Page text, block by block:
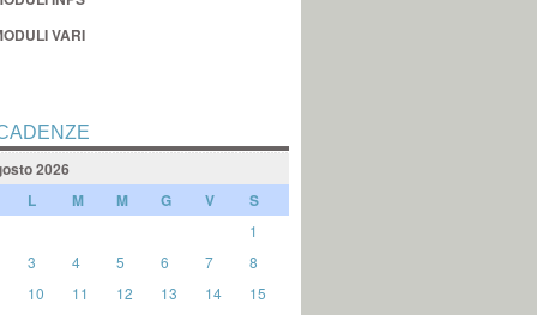
VARI
2026
L M M G V S
1
3 4 5 6 7
8
10 11 12 13 14
15